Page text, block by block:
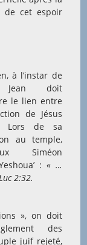
de cet espoir
à l’instar de
Jean doit
le lien entre
de Jésus
Lors de sa
au temple,
Siméon
: « …
2:32.
», on doit
des
juif rejeté,